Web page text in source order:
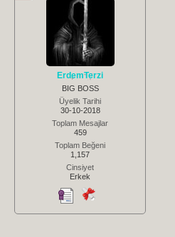
ErdemTerzi
BIG BOSS
Üyelik Tarihi
30-10-2018
Toplam Mesajlar
459
Toplam Beğeni
1,157
Cinsiyet
Erkek